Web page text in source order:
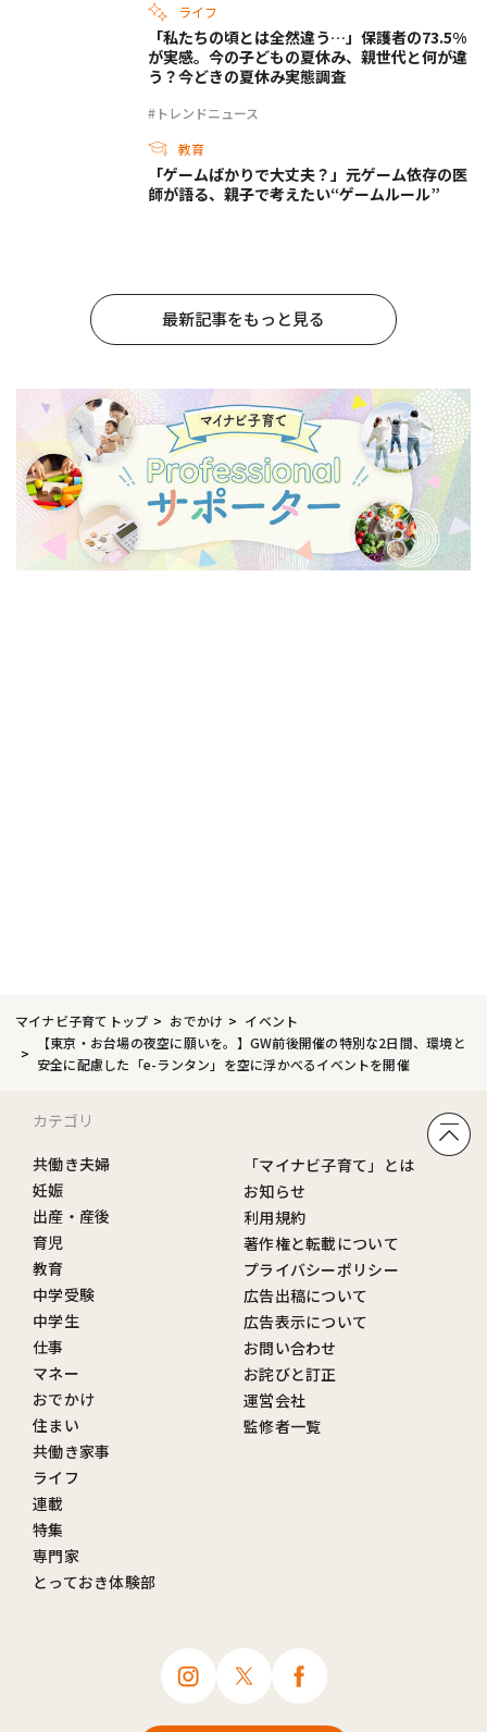
ライフ
#トレンドニュース
「私たちの頃とは全然違う…」保護者の73.5%
が実感。今の子どもの夏休み、親世代と何が違
う？今どきの夏休み実態調査
教育
「ゲームばかりで大丈夫？」元ゲーム依存の医
師が語る、親子で考えたい“ゲームルール”
最新記事をもっと見る
マイナビ子育てトップ おでかけ
イベント
【東京・お台場の夜空に願いを。】GW前後開催の特別な2日間、環境と
安全に配慮した「e-ランタン」を空に浮かべるイベントを開催
カテゴリ
共働き夫婦
妊娠
出産・産後
育児
教育
中学受験
中学生
仕事
マネー
おでかけ
住まい
共働き家事
ライフ
連載
特集
専門家
とっておき体験部
「マイナビ子育て」とは
お知らせ
利用規約
著作権と転載について
プライバシーポリシー
広告出稿について
広告表示について
お問い合わせ
お詫びと訂正
運営会社
監修者一覧